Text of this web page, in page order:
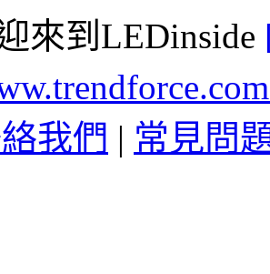
來到LEDinside
我們 | 常見問